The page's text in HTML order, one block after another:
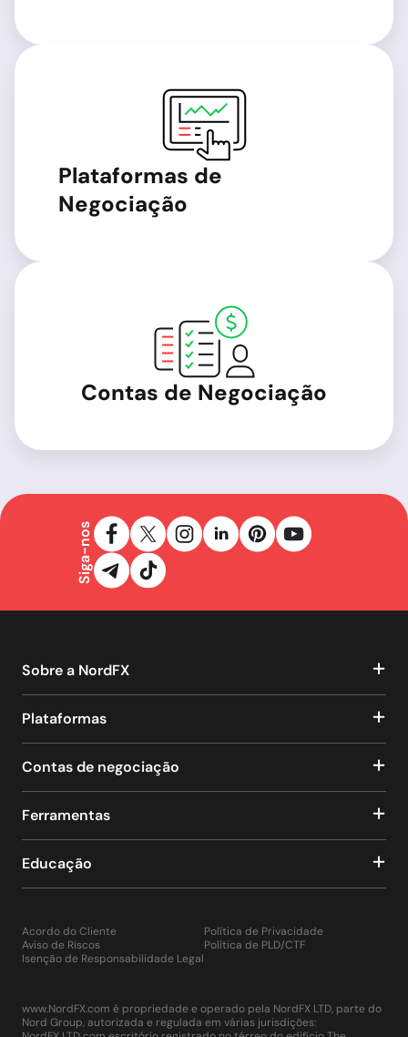
Plataformas de
Negociação
Contas de Negociação
Siga-nos
Sobre a NordFX
Plataformas
Contas de negociação
Ferramentas
Educação
Acordo do Cliente
Aviso de Riscos
Isenção de Responsabilidade Legal
Política de Privacidade
Política de PLD/CTF
www.NordFX.com é propriedade e operado pela NordFX LTD, parte do
Nord Group, autorizada e regulada em várias jurisdições: